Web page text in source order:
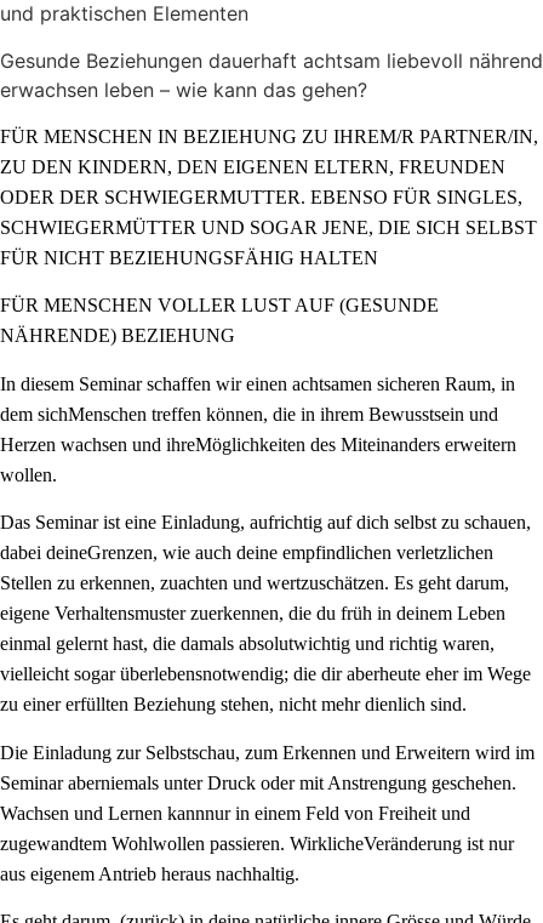
und praktischen Elementen
Gesunde Beziehungen dauerhaft achtsam liebevoll nährend
erwachsen leben – wie kann das gehen?
FÜR MENSCHEN IN BEZIEHUNG ZU IHREM/R PARTNER/IN,
ZU DEN KINDERN, DEN EIGENEN ELTERN, FREUNDEN
ODER DER SCHWIEGERMUTTER. EBENSO FÜR SINGLES,
SCHWIEGERMÜTTER UND SOGAR JENE, DIE SICH SELBST
FÜR NICHT BEZIEHUNGSFÄHIG HALTEN
FÜR MENSCHEN VOLLER LUST AUF (GESUNDE
NÄHRENDE) BEZIEHUNG
In diesem Seminar schaffen wir einen achtsamen sicheren Raum, in
dem sichMenschen treffen können, die in ihrem Bewusstsein und
Herzen wachsen und ihreMöglichkeiten des Miteinanders erweitern
wollen.
Das Seminar ist eine Einladung, aufrichtig auf dich selbst zu schauen,
dabei deineGrenzen, wie auch deine empfindlichen verletzlichen
Stellen zu erkennen, zuachten und wertzuschätzen. Es geht darum,
eigene Verhaltensmuster zuerkennen, die du früh in deinem Leben
einmal gelernt hast, die damals absolutwichtig und richtig waren,
vielleicht sogar überlebensnotwendig; die dir aberheute eher im Wege
zu einer erfüllten Beziehung stehen, nicht mehr dienlich sind.
Die Einladung zur Selbstschau, zum Erkennen und Erweitern wird im
Seminar aberniemals unter Druck oder mit Anstrengung geschehen.
Wachsen und Lernen kannnur in einem Feld von Freiheit und
zugewandtem Wohlwollen passieren. WirklicheVeränderung ist nur
aus eigenem Antrieb heraus nachhaltig.